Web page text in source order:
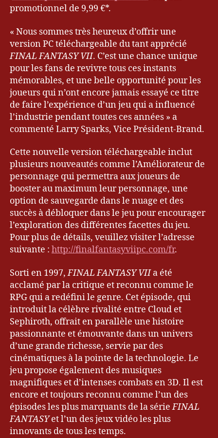
promotionnel de 9,99 €*.
« Nous sommes très heureux d’offrir une
version PC téléchargeable du tant apprécié
FINAL FANTASY VII. C’est une chance unique
pour les fans de revivre tous ces instants
mémorables, et une belle opportunité pour les
joueurs qui n’ont encore jamais essayé ce titre
de faire l’expérience d’un jeu qui a influencé
l’industrie pendant toutes ces années » a
commenté Larry Sparks, Vice Président-Brand.
Cette nouvelle version téléchargeable inclut
plusieurs nouveautés comme l’Améliorateur de
personnage qui permettra aux joueurs de
booster au maximum leur personnage, une
option de sauvegarde dans le nuage et des
succès à débloquer dans le jeu pour encourager
l’exploration des différentes facettes du jeu.
Pour plus de détails, veuillez visiter l’adresse
suivante : http://finalfantasyviipc.com/fr.
Sorti en 1997,FINAL FANTASY VIIa été
acclamé par la critique et reconnu comme le
RPG qui a redéfini le genre. Cet épisode, qui
introduit la célèbre rivalité entre Cloud et
Sephiroth, offrait en parallèle une histoire
passionnante et émouvante dans un univers
d’une grande richesse, servie par des
cinématiques à la pointe de la technologie. Le
jeu propose également des musiques
magnifiques et d’intenses combats en 3D. Il est
encore et toujours reconnu comme l’un des
épisodes les plus marquants de la sérieFINAL
FANTASYet l’un des jeux vidéo les plus
innovants de tous les temps.
F
i